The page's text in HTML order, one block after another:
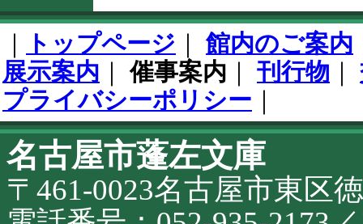
終
了
フ
開
始
トップページ 館内のご案内
展示案内
催事案内 刊行物
プライバシーポリシー
こ
の
サ
イ
ト
名古屋市蓬左文庫
〒461-0023名古屋市東区